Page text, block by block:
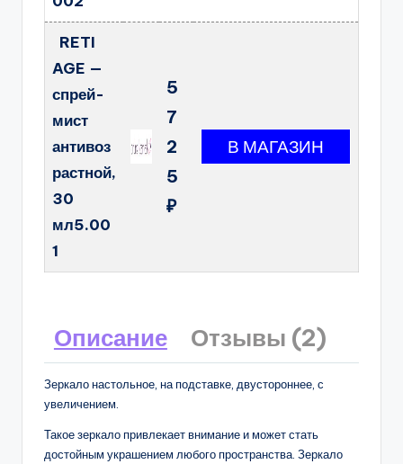
RETI
AGE —
спрей-
мист
антивоз
растной,
30
мл5.00
1
5
7
2
5
₽
Описание Отзывы (2)
Зеркало настольное, на подставке, двустороннее, с
увеличением.
Такое зеркало привлекает внимание и может стать
достойным украшением любого пространства. Зеркало